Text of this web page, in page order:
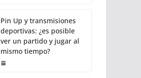
Pin Up y transmisiones
deportivas: ¿es posible
ver un partido y jugar al
mismo tiempo?